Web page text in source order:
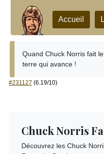
Accueil
Quand Chuck Norris fait
terre qui avance !
#231127 (6.19/10)
Chuck Norris
Découvrez les Chuck